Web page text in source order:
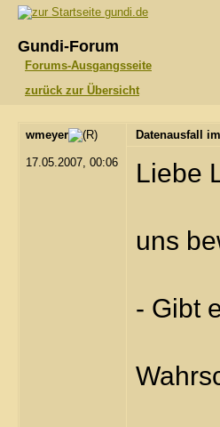
gundi.de
Gundi-Forum
Forums-Ausgangsseite
zurück zur Übersicht
wmeyer
17.05.2007, 00:06
Datenausfall
Liebe
uns
- Gibt